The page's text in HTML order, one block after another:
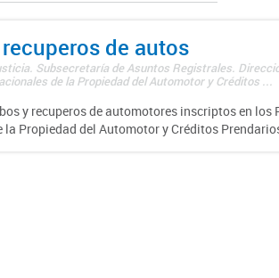
de autos
Subsecretaría de Asuntos Registrales.
de la Propiedad del Automotor y Créditos ...
y recuperos de automotores inscriptos en los
la Propiedad del Automotor y Créditos